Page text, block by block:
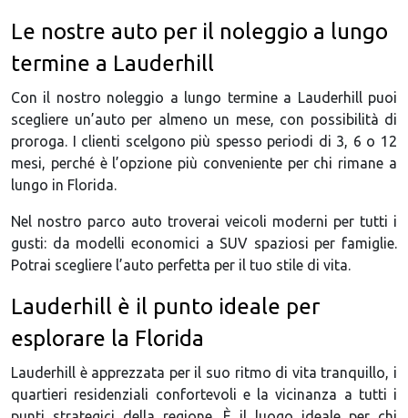
Le nostre auto per il noleggio a lungo
termine a Lauderhill
Con il nostro noleggio a lungo termine a Lauderhill puoi
scegliere un’auto per almeno un mese, con possibilità di
proroga. I clienti scelgono più spesso periodi di 3, 6 o 12
mesi, perché è l’opzione più conveniente per chi rimane a
lungo in Florida.
Nel nostro parco auto troverai veicoli moderni per tutti i
gusti: da modelli economici a SUV spaziosi per famiglie.
Potrai scegliere l’auto perfetta per il tuo stile di vita.
Lauderhill è il punto ideale per
esplorare la Florida
Lauderhill è apprezzata per il suo ritmo di vita tranquillo, i
quartieri residenziali confortevoli e la vicinanza a tutti i